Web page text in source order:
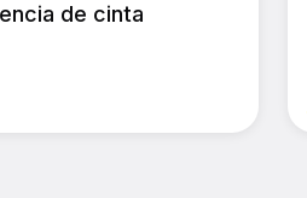
de cinta